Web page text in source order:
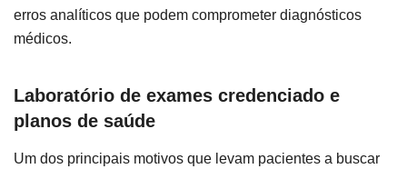
erros analíticos que podem comprometer diagnósticos
médicos.
Laboratório de exames credenciado e
planos de saúde
Um dos principais motivos que levam pacientes a buscar